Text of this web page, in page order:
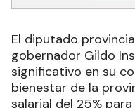
El diputado
gobernador Gildo
significativo en su
bienestar de la
salarial del 25%